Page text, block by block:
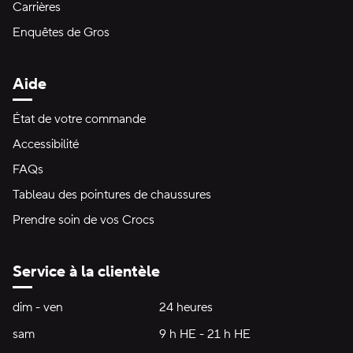
Carrières
Enquêtes de Gros
Aide
État de votre commande
Accessibilité
FAQs
Tableau des pointures de chaussures
Prendre soin de vos Crocs
Service à la clientèle
Heures d'ouverture:
dim - ven dimanche à vendredi24 heures24 heures
sam
9 h HE - 21 h HE9 h HE - 21 h HE